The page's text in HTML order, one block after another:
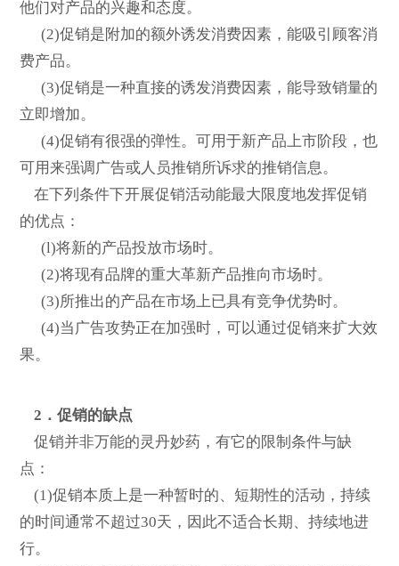
他们对产品的兴趣和态度。
(2)促销是附加的额外诱发消费因素，能吸引顾客消
费产品。
(3)促销是一种直接的诱发消费因素，能导致销量的
立即增加。
(4)促销有很强的弹性。可用于新产品上市阶段，也
可用来强调广告或人员推销所诉求的推销信息。
在下列条件下开展促销活动能最大限度地发挥促销
的优点：
(l)将新的产品投放市场时。
(2)将现有品牌的重大革新产品推向市场时。
(3)所推出的产品在市场上已具有竞争优势时。
(4)当广告攻势正在加强时，可以通过促销来扩大效
果。
2．促销的缺点
促销并非万能的灵丹妙药，有它的限制条件与缺
点：
(1)促销本质上是一种暂时的、短期性的活动，持续
的时间通常不超过30天，因此不适合长期、持续地进
行。